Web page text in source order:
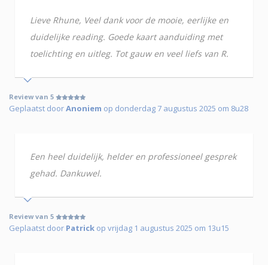
Lieve Rhune, Veel dank voor de mooie, eerlijke en
duidelijke reading. Goede kaart aanduiding met
toelichting en uitleg. Tot gauw en veel liefs van R.
Review van 5
Geplaatst doorAnoniem op donderdag 7 augustus 2025 om 8u28
Een heel duidelijk, helder en professioneel gesprek
gehad. Dankuwel.
Review van 5
Geplaatst door Patrick op vrijdag 1 augustus 2025 om 13u15